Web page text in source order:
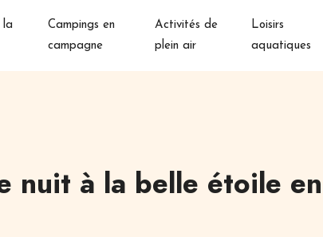
la
Campings en
campagne
Activités de
plein air
Loisirs
aquatiques
nuit à la belle étoile